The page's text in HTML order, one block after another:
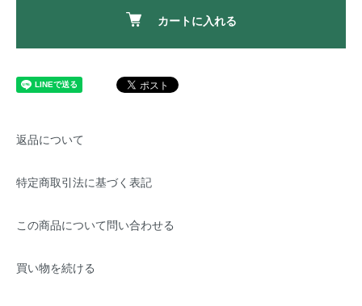
カートに入れる
返品について
特定商取引法に基づく表記
この商品について問い合わせる
買い物を続ける